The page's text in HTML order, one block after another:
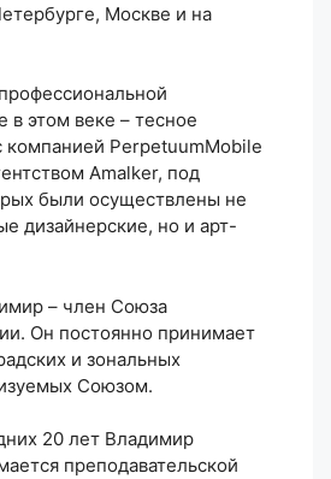
Москве и на
в этом веке – тесное
компанией PerpetuumMobile
Amalker, под
были осуществлены не
дизайнерские, но и арт-
– член Союза
Он постоянно принимает
и зональных
Союзом.
20 лет Владимир
преподавательской